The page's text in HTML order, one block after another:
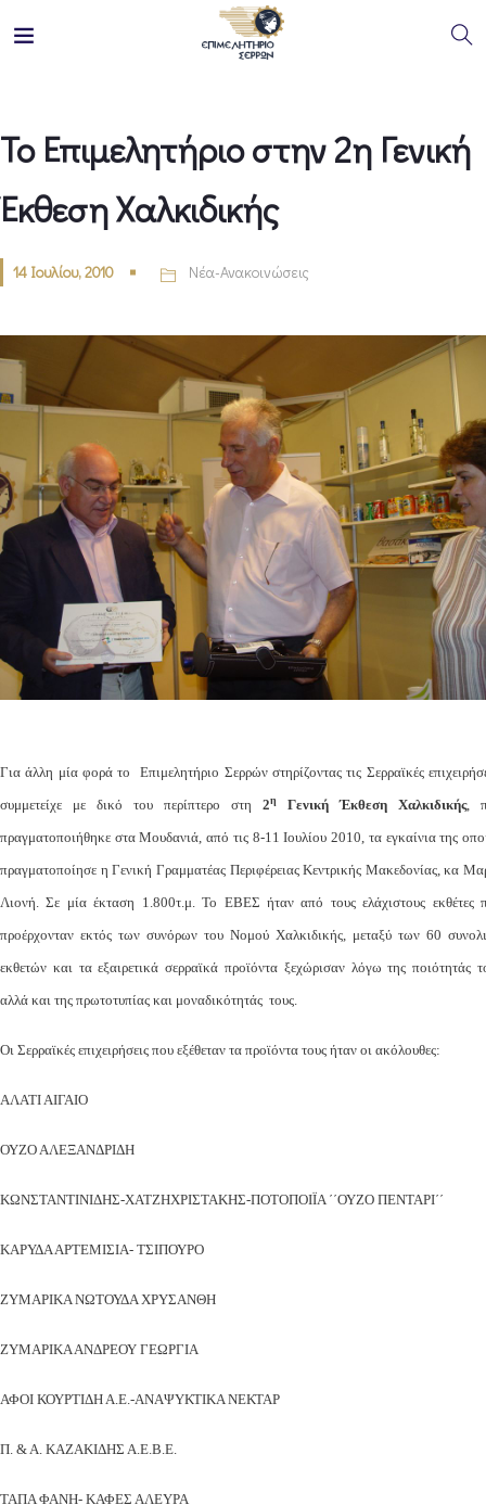
Το Επιμελητήριο στην 2η Γενική
Έκθεση Χαλκιδικής
14 Ιουλίου, 2010 Νέα-Ανακοινώσεις
Για άλλη μία φορά το Επιμελητήριο Σερρών στηρίζοντας τις Σερραϊκές
συμμετείχε με δικό του περίπτερο στη 2η Γενική Έκθεση Χαλκιδικής,
πραγματοποιήθηκε στα Μουδανιά, από τις 8-11 Ιουλίου 2010, τα εγκαίνια της
πραγματοποίησε η Γενική Γραμματέας Περιφέρειας Κεντρικής Μακεδονίας, κα
Λιονή. Σε μία έκταση 1.800τ.μ. Το ΕΒΕΣ ήταν από τους ελάχιστους εκθέτες
προέρχονταν εκτός των συνόρων του Νομού Χαλκιδικής, μεταξύ των 60
εκθετών και τα εξαιρετικά σερραϊκά προϊόντα ξεχώρισαν λόγω της ποιότητάς
αλλά και της πρωτοτυπίας και μοναδικότητάς τους.
Οι Σερραϊκές επιχειρήσεις που εξέθεταν τα προϊόντα τους ήταν οι ακόλουθες:
ΑΛΑΤΙ ΑΙΓΑΙΟ
ΟΥΖΟ ΑΛΕΞΑΝΔΡΙΔΗ
ΚΩΝΣΤΑΝΤΙΝΙΔΗΣ-ΧΑΤΖΗΧΡΙΣΤΑΚΗΣ-ΠΟΤΟΠΟΙΪΑ ΄΄ΟΥΖΟ ΠΕΝΤΑΡΙ΄΄
ΚΑΡΥΔΑ ΑΡΤΕΜΙΣΙΑ- ΤΣΙΠΟΥΡΟ
ΖΥΜΑΡΙΚΑ ΝΩΤΟΥΔΑ ΧΡΥΣΑΝΘΗ
ΖΥΜΑΡΙΚΑ ΑΝΔΡΕΟΥ ΓΕΩΡΓΙΑ
ΑΦΟΙ ΚΟΥΡΤΙΔΗ Α.Ε.-ΑΝΑΨΥΚΤΙΚΑ ΝΕΚΤΑΡ
Π. & Α. ΚΑΖΑΚΙΔΗΣ Α.Ε.Β.Ε.
ΤΑΠΑ ΦΑΝΗ- ΚΑΦΕΣ ΑΛΕΥΡΑ